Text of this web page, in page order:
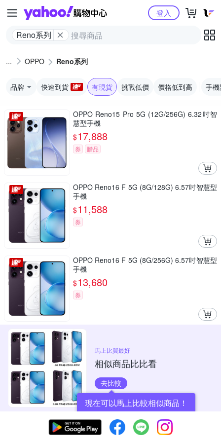
Yahoo購物中心
Reno系列
登入
OPPO Reno系列
品牌 快速到貨 有現貨 挑戰低價 價格低到高 手
OPPO Reno15 Pro 5G (12G/256G) 6.32吋智
慧型手機
$17,888
券 贈品
OPPO Reno16 F 5G (8G/128G) 6.57吋智慧型
手機
$11,588
券
OPPO Reno16 F 5G (8G/256G) 6.57吋智慧型
手機
$13,680
券
馬上比買最好
相似商品比比看
去比較
現在可以馬上比較相似商品！